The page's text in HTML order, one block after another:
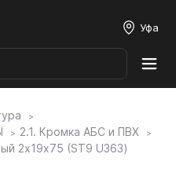
Уфа
2.1. Кромка АБС и ПВХ
2х19х75 (ST9 U363)